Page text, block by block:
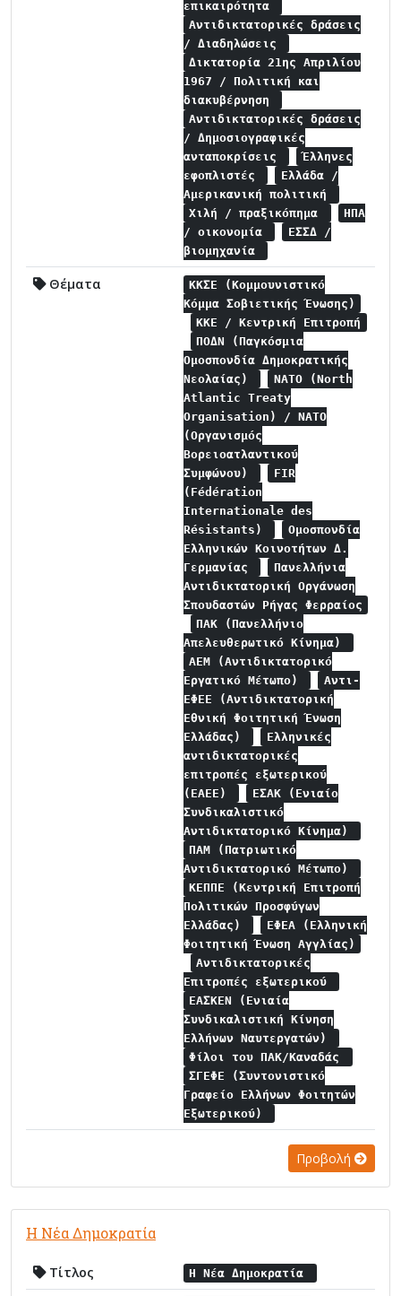
επικαιρότητα
Αντιδικτατορικές δράσεις
/ Διαδηλώσεις
Δικτατορία 21ης Απριλίου
1967 / Πολιτική και
διακυβέρνηση
Αντιδικτατορικές δράσεις
/ Δημοσιογραφικές
ανταποκρίσεις
Έλληνες
εφοπλιστές
Ελλάδα /
Αμερικανική πολιτική
Χιλή / πραξικόπημα
ΗΠΑ
/ οικονομία
ΕΣΣΔ /
βιομηχανία
Θέματα
ΚΚΣΕ (Κομμουνιστικό
Κόμμα Σοβιετικής Ένωσης)
ΚΚΕ / Κεντρική Επιτροπή
ΠΟΔΝ (Παγκόσμια
Ομοσπονδία Δημοκρατικής
Νεολαίας)
NATO (North
Atlantic Treaty
Organisation) / NATO
(Οργανισμός
Βορειοατλαντικού
Συμφώνου)
FIR
(Fédération
Internationale des
Résistants)
Ομοσπονδία
Ελληνικών Κοινοτήτων Δ.
Γερμανίας
Πανελλήνια
Αντιδικτατορική Οργάνωση
Σπουδαστών Ρήγας Φερραίος
ΠΑΚ (Πανελλήνιο
Απελευθερωτικό Κίνημα)
ΑΕΜ (Αντιδικτατορικό
Εργατικό Μέτωπο)
Αντι-
ΕΦΕΕ (Αντιδικτατορική
Εθνική Φοιτητική Ένωση
Ελλάδας)
Ελληνικές
αντιδικτατορικές
επιτροπές εξωτερικού
(ΕΑΕΕ)
ΕΣΑΚ (Ενιαίο
Συνδικαλιστικό
Αντιδικτατορικό Κίνημα)
ΠΑΜ (Πατριωτικό
Αντιδικτατορικό Μέτωπο)
ΚΕΠΠΕ (Κεντρική Επιτροπή
Πολιτικών Προσφύγων
Ελλάδας)
ΕΦΕΑ (Ελληνική
Φοιτητική Ένωση Αγγλίας)
Αντιδικτατορικές
Επιτροπές εξωτερικού
ΕΑΣΚΕΝ (Ενιαία
Συνδικαλιστική Κίνηση
Ελλήνων Ναυτεργατών)
Φίλοι του ΠΑΚ/Καναδάς
ΣΓΕΦΕ (Συντονιστικό
Γραφείο Ελλήνων Φοιτητών
Εξωτερικού)
Προβολή
Η Νέα Δημοκρατία
Τίτλος Η Νέα Δημοκρατία